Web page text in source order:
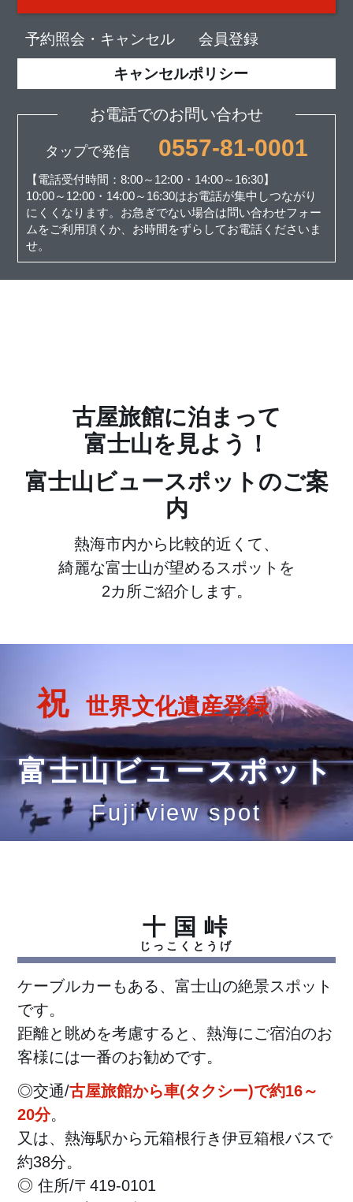
予約照会・キャンセル 会員登録
キャンセルポリシー
お電話でのお問い合わせ
タップで発信 0557-81-0001
【電話受付時間：8:00～12:00・14:00～16:30】
10:00～12:00・14:00～16:30はお電話が集中しつながり
にくくなります。お急ぎでない場合は問い合わせフォー
ムをご利用頂くか、お時間をずらしてお電話くださいま
せ。
古屋旅館に泊まって
富士山を見よう！
富士山ビュースポットのご案
内
熱海市内から比較的近くて、
綺麗な富士山が望めるスポットを
2カ所ご紹介します。
祝 世界文化遺産登録
富士山ビュースポット
Fuji view spot
01
十国峠
じっこくとうげ
ケーブルカーもある、富士山の絶景スポット
です。
距離と眺めを考慮すると、熱海にご宿泊のお
客様には一番のお勧めです。
◎交通/古屋旅館から車(タクシー)で約16～
20分。
又は、熱海駅から元箱根行き伊豆箱根バスで
約38分。
◎ 住所/〒419-0101